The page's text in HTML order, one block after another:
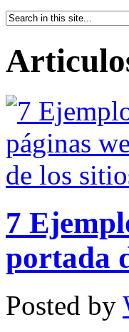
7
portada
Posted by